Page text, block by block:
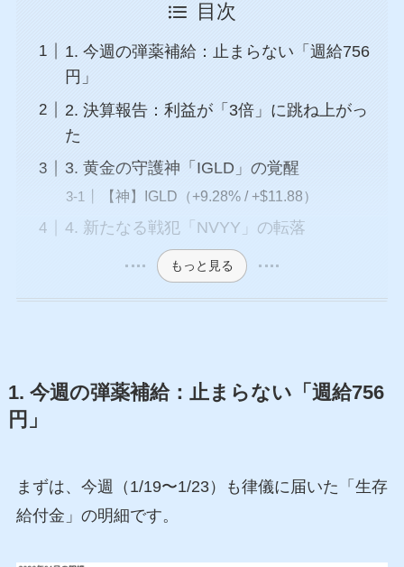
目次
1. 今週の弾薬補給：止まらない「週給756
円」
2. 決算報告：利益が「3倍」に跳ね上がっ
た
3. 黄金の守護神「IGLD」の覚醒
【神】IGLD（+9.28% / +$11.88）
4. 新たなる戦犯「NVYY」の転落
もっと見る
1. 今週の弾薬補給：止まらない「週給756
円」
まずは、今週（1/19〜1/23）も律儀に届いた「生存
給付金」の明細です。